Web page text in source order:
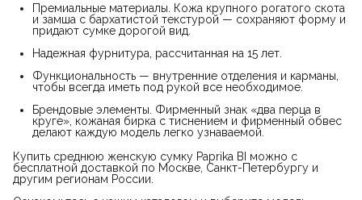
Премиальные материалы. Кожа крупного рогатого скота
и замша с бархатистой текстурой — сохраняют форму и
придают сумке дорогой вид.
Надежная фурнитура, рассчитанная на 15 лет.
Функциональность — внутренние отделения и карманы,
чтобы всегда иметь под рукой все необходимое.
Брендовые элементы. Фирменный знак «два перца в
круге», кожаная бирка с тиснением и фирменный обвес
делают каждую модель легко узнаваемой.
Купить среднюю женскую сумку Paprika BI можно с
бесплатной доставкой по Москве, Санкт-Петербургу и
другим регионам России.